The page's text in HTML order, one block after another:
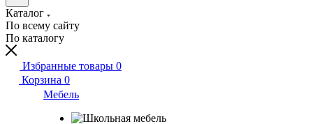
Каталог
По всему сайту
По каталогу
Избранные товары 0
Корзина 0
Мебель